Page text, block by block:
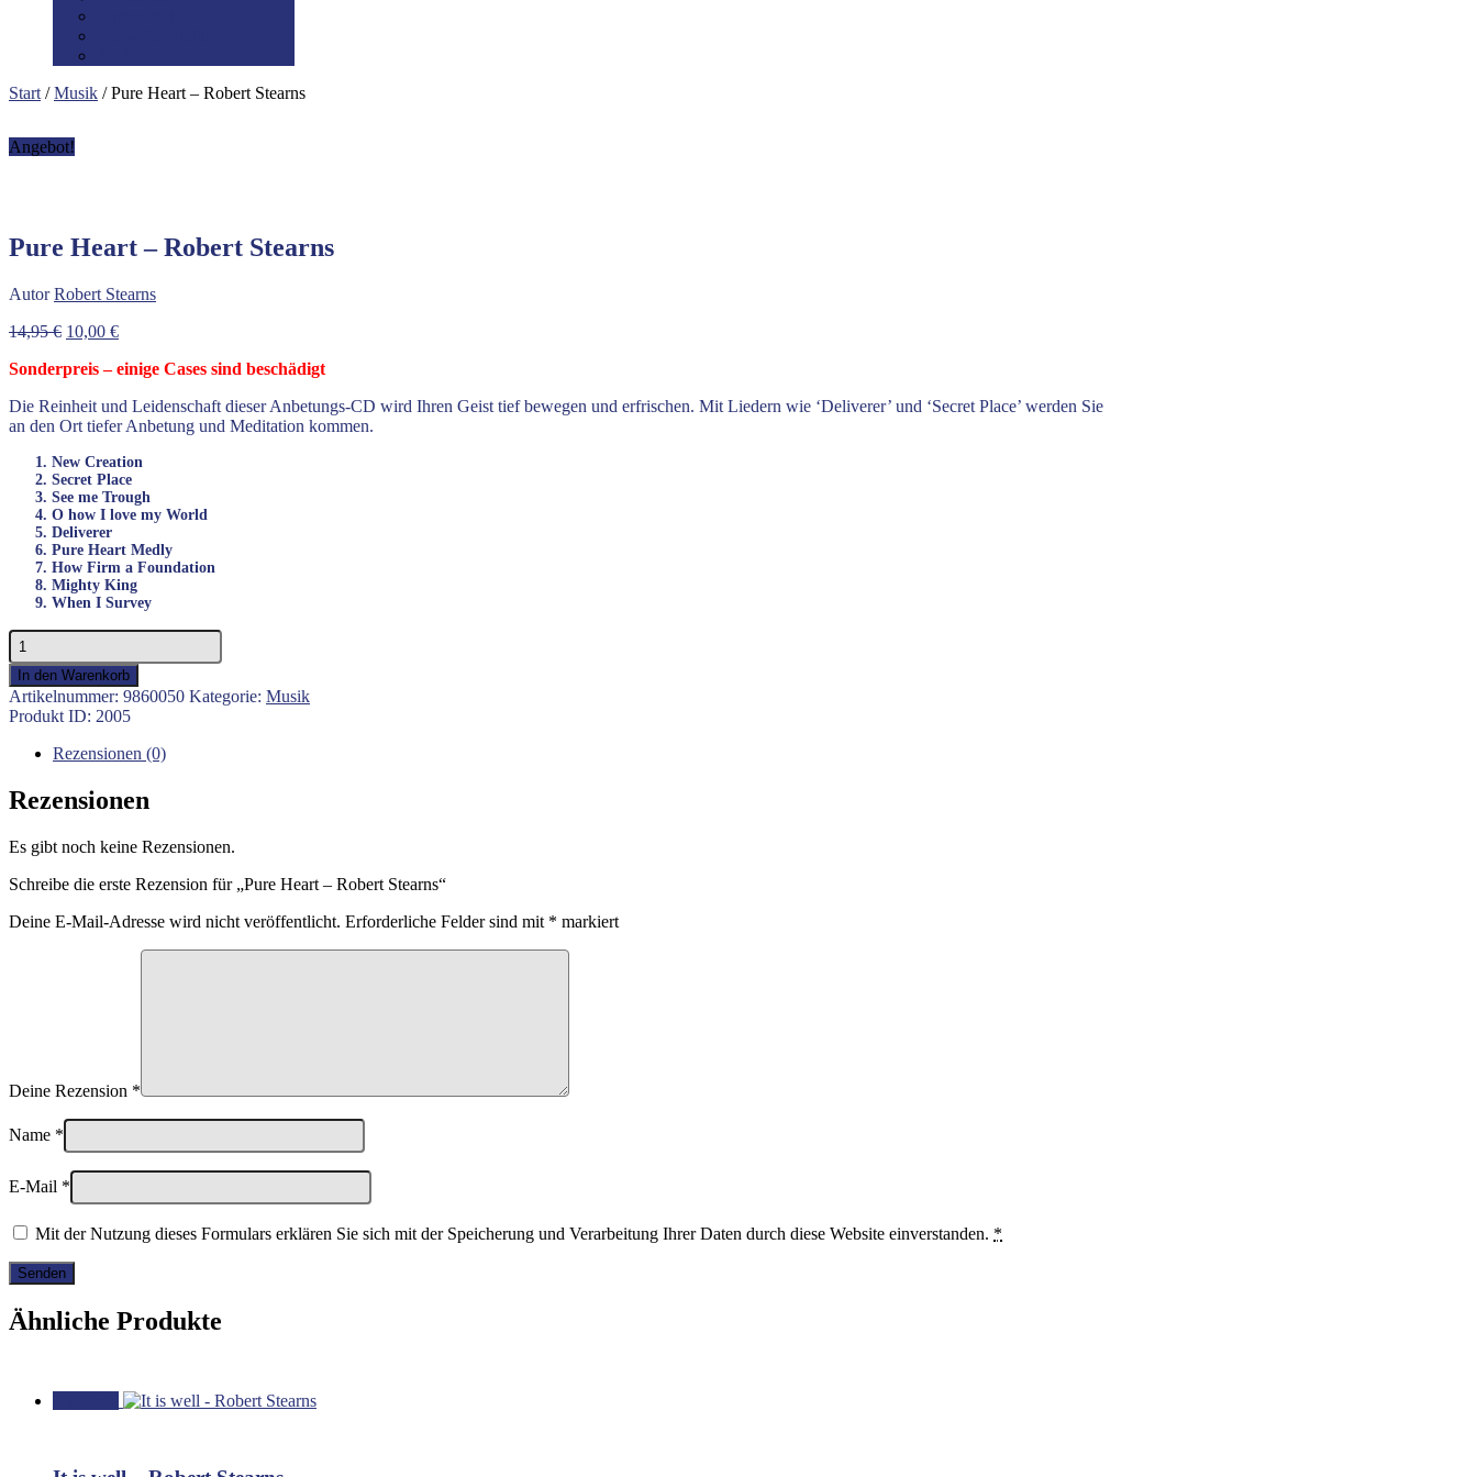
Start /Musik / Pure Heart – Robert Stearns
Angebot!
Pure Heart – Robert Stearns
AutorRobert Stearns
14,95€ Ursprünglicher
war:
10,00 €Aktueller
ist:
Sonderpreis – einige Cases sind beschädigt
Die Reinheit und Leidenschaft dieser Anbetungs-CD wird Ihren Geist tief bewegen und erfrischen. Mit Liedern wie ‘Deliverer’ und ‘Secret Place’ werden Sie
an den Ort tiefer Anbetung und Meditation kommen.
1. New Creation
2. Secret Place
3. See me Trough
4. O how I love my World
5. Deliverer
6. Pure Heart Medly
7. How Firm a Foundation
8. Mighty King
9. When I Survey
Pure
Heart
Robert
Stearns
In den Warenkorb
Artikelnummer: 9860050 Kategorie: Musik
Produkt ID: 2005
Rezensionen (0)
Rezensionen
Es gibt noch keine Rezensionen.
Schreibe die erste Rezension für „Pure Heart – Robert Stearns“
Deine E-Mail-Adresse wird nicht veröffentlicht. Erforderliche Felder sind mit * markiert
Deine Rezension *
Name *
E-Mail *
Mit der Nutzung dieses Formulars erklären Sie sich mit der Speicherung und Verarbeitung Ihrer Daten durch diese Website einverstanden. *
Ähnliche Produkte